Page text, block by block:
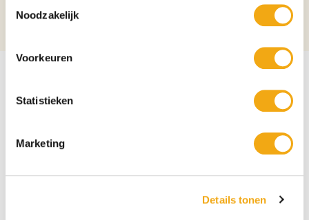
Noodzakelijk
Voorkeuren
Statistieken
Marketing
Details tonen
Alcoholpercentage